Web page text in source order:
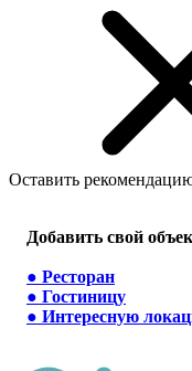
Оставить
Добавить свой
● Ресторан
● Гостиницу
● Интересную